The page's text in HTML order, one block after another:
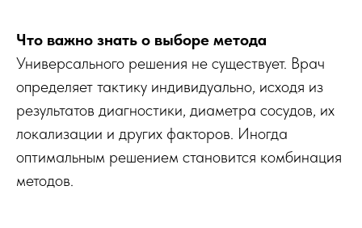
Что важно знать о выборе метода
Универсального решения не существует. Врач
определяет тактику индивидуально, исходя из
результатов диагностики, диаметра сосудов, их
локализации и других факторов. Иногда
оптимальным решением становится комбинация
методов.